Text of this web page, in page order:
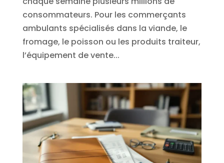
consommateurs. Pour les commerçants
ambulants spécialisés dans la viande, le
fromage, le poisson ou les produits traiteur,
l’équipement de vente...